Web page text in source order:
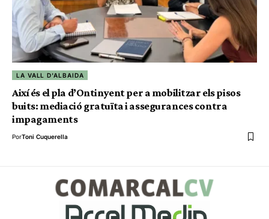
LA VALL D'ALBAIDA
Així és el pla d’Ontinyent per a mobilitzar els pisos
buits: mediació gratuïta i assegurances contra
impagaments
PorToni Cuquerella